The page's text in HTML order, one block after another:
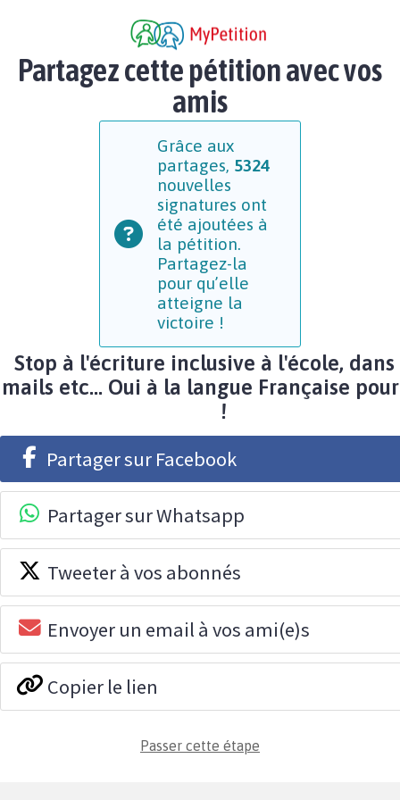
Partagez cette pétition avec vos
amis
Grâce aux
partages, 5324
nouvelles
signatures ont
été ajoutées à
la pétition.
Partagez-la
pour qu’elle
atteigne la
victoire !
Stop à l'écriture inclusive à l'école, dans
mails etc... Oui à la langue Française
!
Partager sur Facebook
Partager sur Whatsapp
Tweeter à vos abonnés
Envoyer un email à vos ami(e)s
Copier le lien
Passer cette étape